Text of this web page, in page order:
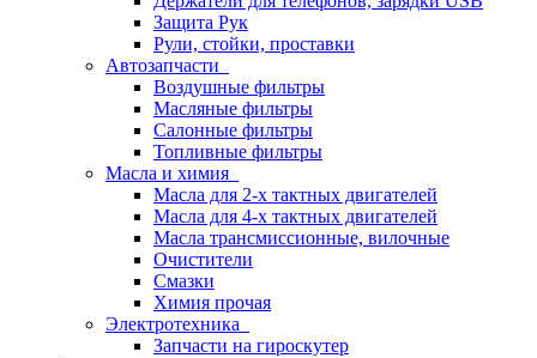
Защита Рук
Рули, стойки, проставки
Автозапчасти
Воздушные фильтры
Масляные фильтры
Салонные фильтры
Топливные фильтры
Масла и химия
Масла для 2-х тактных двигателей
Масла для 4-х тактных двигателей
Масла трансмиссионные, вилочные
Очистители
Смазки
Химия прочая
Электротехника
Запчасти на гироскутер